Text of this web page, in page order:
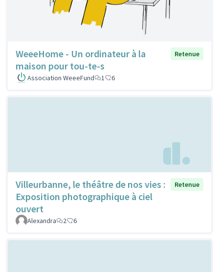
WeeeHome - Un ordinateur à la
maison pour tou-te-s
Retenue
Association WeeeFund 1 6
Villeurbanne, le théâtre de nos vies :
Exposition photographique à ciel
ouvert
Retenue
Alexandra 2 6